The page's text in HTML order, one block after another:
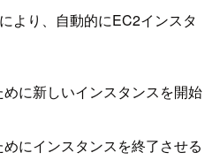
より、自動的にEC2インスタ
に新しいインスタンスを開始
にインスタンスを終了させる